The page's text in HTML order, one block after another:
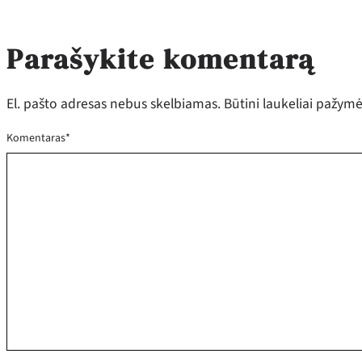
Parašykite komentarą
El. pašto adresas nebus skelbiamas. Būtini laukeliai
Komentaras*